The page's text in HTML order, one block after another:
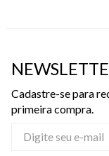
Cadastre-se para
primeira compra.